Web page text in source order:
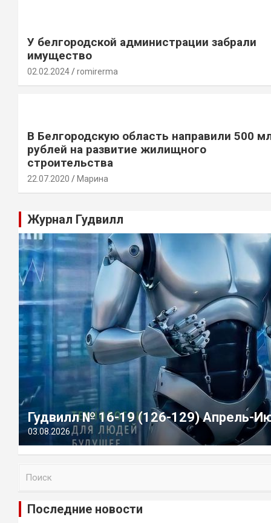
У белгородской администрации забрали
имущество
02.02.2024 romirerma
В Белгородскую область направили 500
рублей на развитие жилищного
строительства
22.07.2020 Марина
Журнал Гудвилл
Гудвилл № 16-19 (126-129) Апрель-
03.08.2026
и
Последние новости